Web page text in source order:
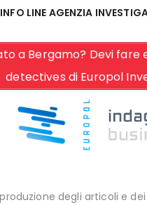
INFO LINE AGENZIA
a Bergamo? Devi
detectives di Europol
riproduzione degli articoli e